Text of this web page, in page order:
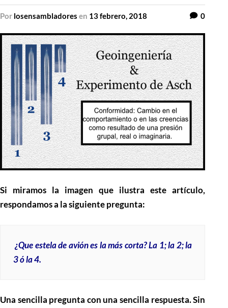
por losensambladores en 13 febrero, 2018 0
Si miramos la imagen que ilustra este artículo,
respondamos a la siguiente pregunta:
¿Que estela de avión es la más corta? La 1; la 2; la
3 ó la 4.
Una sencilla pregunta con una sencilla respuesta. Sin